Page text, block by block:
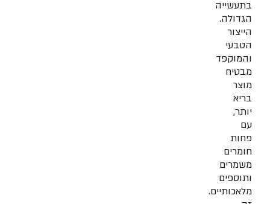
בתעשייה
הגדולה.
הייצור
הטבעי
והמוקפד
מבטיח
מוצר
בריא
יותר,
עם
פחות
חומרים
משמרים
ותוספים
מלאכותיים.